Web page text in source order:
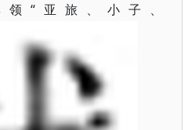
“亚旅、小子、